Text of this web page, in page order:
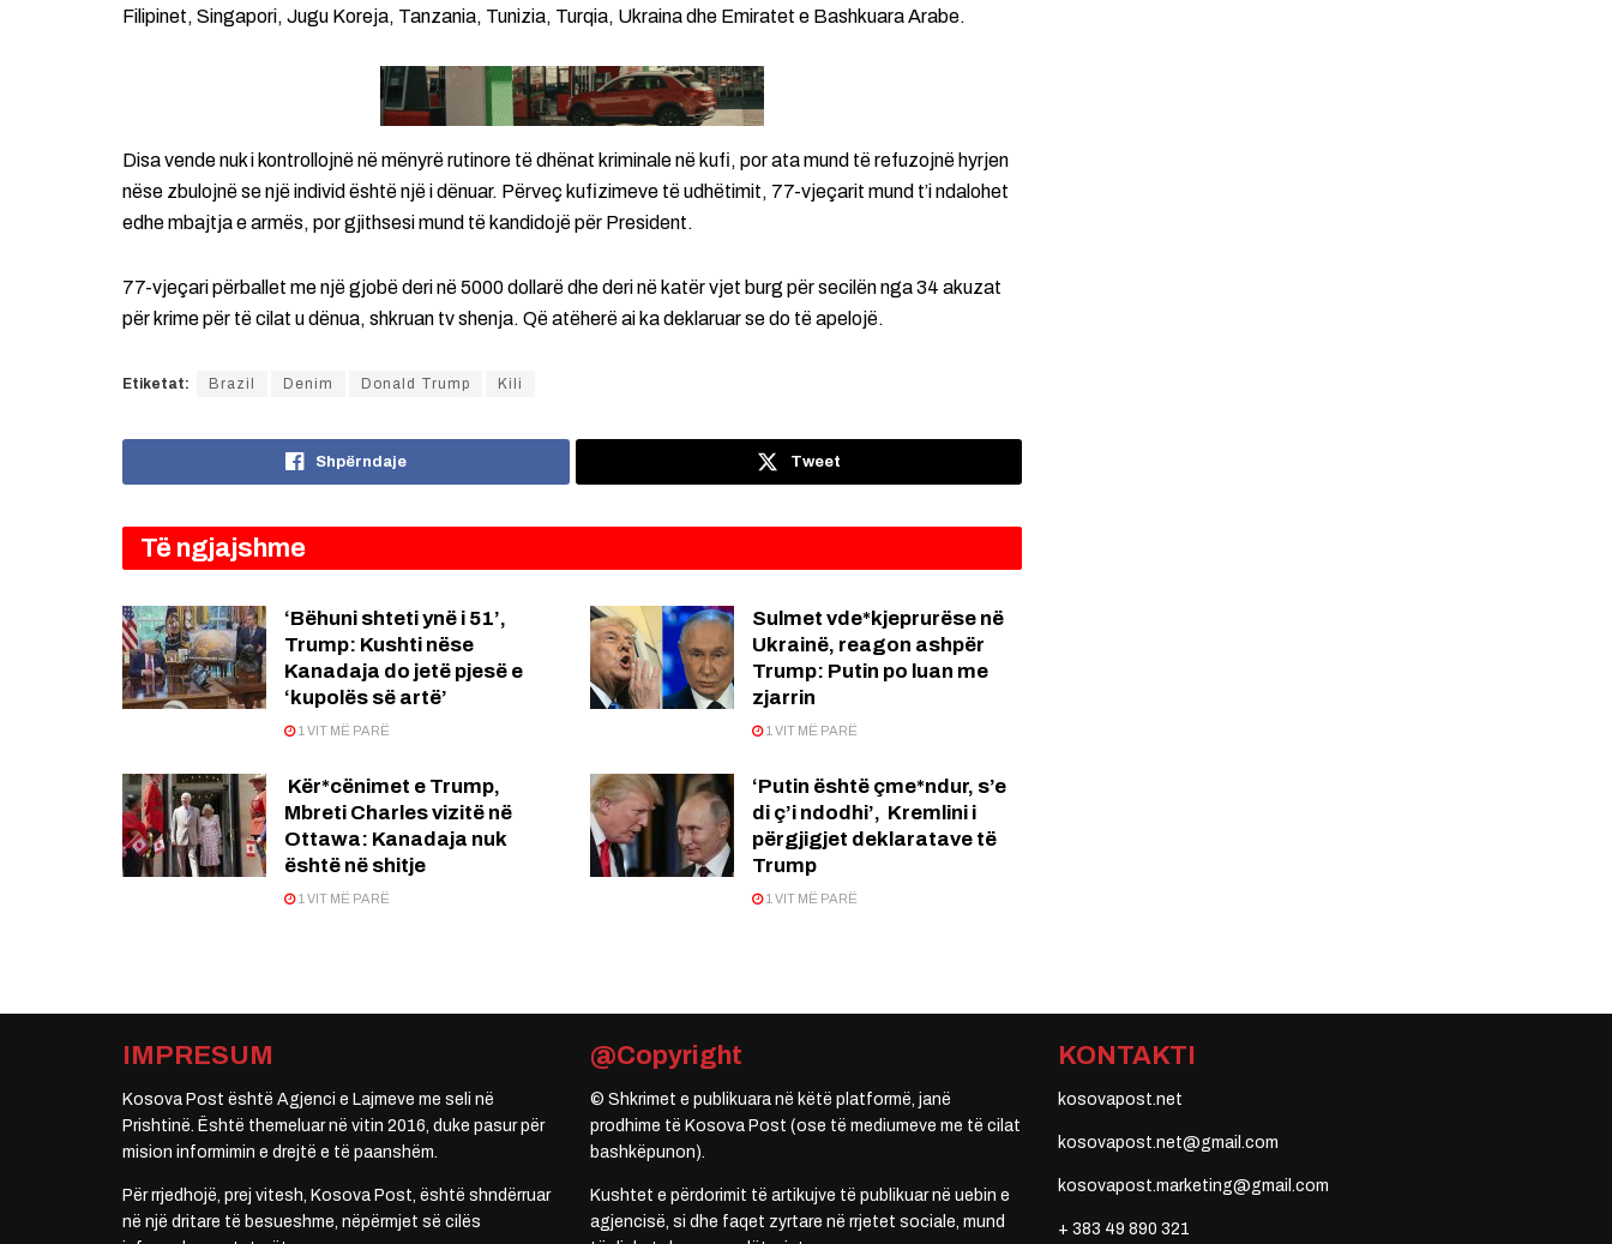
Filipinet, Singapori, Jugu Koreja, Tanzania, Tunizia, Turqia, Ukraina dhe Emiratet e Bashkuara Arabe.
Disa vende nuk i kontrollojnë në mënyrë rutinore të dhënat kriminale në kufi, por ata mund të refuzojnë hyrjen
nëse zbulojnë se një individ është një i dënuar. Përveç kufizimeve të udhëtimit, 77-vjeçarit mund t’i ndalohet
edhe mbajtja e armës, por gjithsesi mund të kandidojë për President.
77-vjeçari përballet me një gjobë deri në 5000 dollarë dhe deri në katër vjet burg për secilën nga 34 akuzat
për krime për të cilat u dënua, shkruan tv shenja. Që atëherë ai ka deklaruar se do të apelojë.
Etiketat: Brazil Denim Donald Trump Kili
Shpërndaje Tweet
Të ngjajshme
‘Bëhuni shteti ynë i 51’,
Trump: Kushti nëse
Kanadaja do jetë pjesë e
‘kupolës së artë’
1 VIT MË PARË
Sulmet vde*kjeprurëse në
Ukrainë, reagon ashpër
Trump: Putin po luan me
zjarrin
1 VIT MË PARË
Kër*cënimet e Trump,
Mbreti Charles vizitë në
Ottawa: Kanadaja nuk
është në shitje
1 VIT MË PARË
‘Putin është çme*ndur, s’e
di ç’i ndodhi’, Kremlini i
përgjigjet deklaratave të
Trump
1 VIT MË PARË
IMPRESUM
Kosova Post është Agjenci e Lajmeve me seli në
Prishtinë. Është themeluar në vitin 2016, duke pasur për
mision informimin e drejtë e të paanshëm.
Për rrjedhojë, prej vitesh, Kosova Post, është shndërruar
në një dritare të besueshme, nëpërmjet së cilës
@Copyright
© Shkrimet e publikuara në këtë platformë, janë
prodhime të Kosova Post (ose të mediumeve me të cilat
bashkëpunon).
Kushtet e përdorimit të artikujve të publikuar në uebin e
agjencisë, si dhe faqet zyrtare në rrjetet sociale, mund
KONTAKTI
kosovapost.net
kosovapost.net@gmail.com
kosovapost.marketing@gmail.com
+ 383 49 890 321